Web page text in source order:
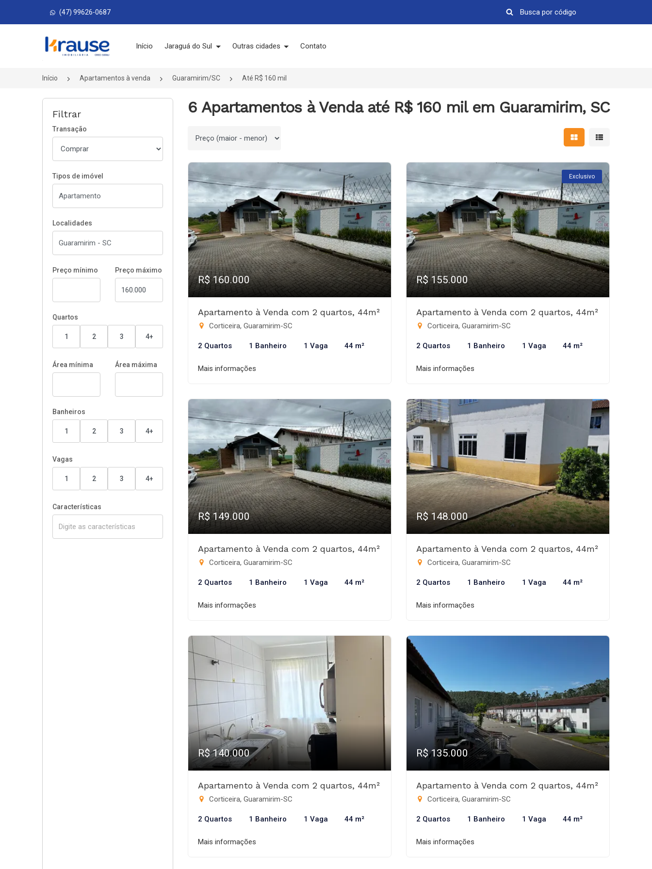
(47) 99626-0687
Página inicial
Início Jaraguá do Sul Outras cidades Contato
Início Apartamentos à venda Guaramirim/SC Até R$ 160 mil
Filtrar
Transação
Tipos de imóvel
Localidades
Preço mínimo Preço máximo
Quartos
1 2 3 4+
Área mínima Área máxima
Banheiros
1 2 3 4+
Vagas
1 2 3 4+
Características
6 Apartamentos à Venda até R$ 160 mil em Guaramirim, SC
Ordenar por Mostrar resultados em
Mostrar
R$ 160.000
Apartamento à Venda com 2 quartos, 44m²
Corticeira, Guaramirim-SC
2 Quartos 1 Banheiro 1 Vaga 44 m²
Mais informações
Exclusivo
R$ 155.000
Apartamento à Venda com 2 quartos, 44m²
Corticeira, Guaramirim-SC
2 Quartos 1 Banheiro 1 Vaga 44 m²
Mais informações
R$ 149.000
Apartamento à Venda com 2 quartos, 44m²
Corticeira, Guaramirim-SC
2 Quartos 1 Banheiro 1 Vaga 44 m²
Mais informações
R$ 148.000
Apartamento à Venda com 2 quartos, 44m²
Corticeira, Guaramirim-SC
2 Quartos 1 Banheiro 1 Vaga 44 m²
Mais informações
R$ 140.000
Apartamento à Venda com 2 quartos, 44m²
Corticeira, Guaramirim-SC
2 Quartos 1 Banheiro 1 Vaga 44 m²
Mais informações
R$ 135.000
Apartamento à Venda com 2 quartos, 44m²
Corticeira, Guaramirim-SC
2 Quartos 1 Banheiro 1 Vaga 44 m²
Mais informações